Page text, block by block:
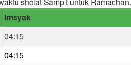
Imsyak
04:15
04:15